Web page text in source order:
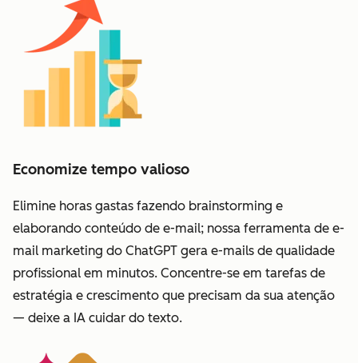
Economize tempo valioso
Elimine horas gastas fazendo brainstorming e
elaborando conteúdo de e-mail; nossa ferramenta de e-
mail marketing do ChatGPT gera e-mails de qualidade
profissional em minutos. Concentre-se em tarefas de
estratégia e crescimento que precisam da sua atenção
— deixe a IA cuidar do texto.